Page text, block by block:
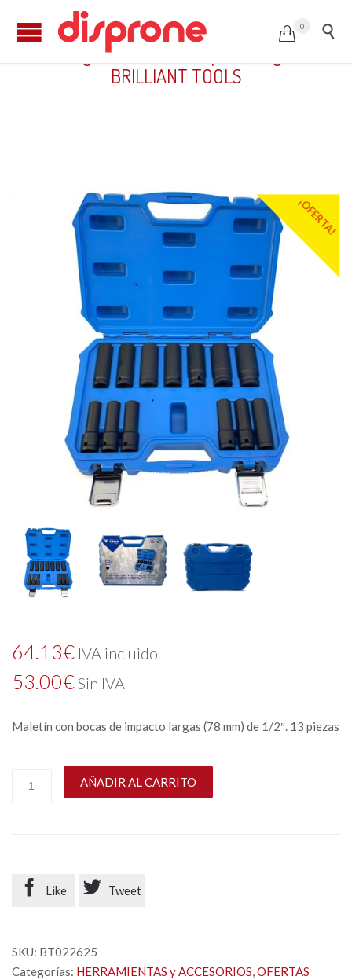
 0 
Juego de bocas de impacto largas
BRILLIANT TOOLS
¡OFERTA!
64.13€ IVA incluido
53.00€Sin IVA
Maletín con bocas de impacto largas (78 mm) de 1/2″. 13 piezas
AÑADIR AL CARRITO
 Like  Tweet
SKU: BT022625
Categorías: HERRAMIENTAS y ACCESORIOS,OFERTAS